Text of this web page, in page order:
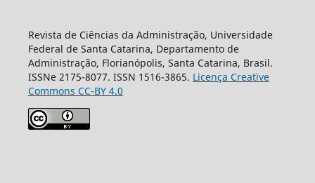
Revista de Ciências da Administração, Universidade
Federal de Santa Catarina, Departamento de
Administração, Florianópolis, Santa Catarina, Brasil.
ISSNe 2175-8077. ISSN 1516-3865. Licença Creative
Commons CC-BY 4.0